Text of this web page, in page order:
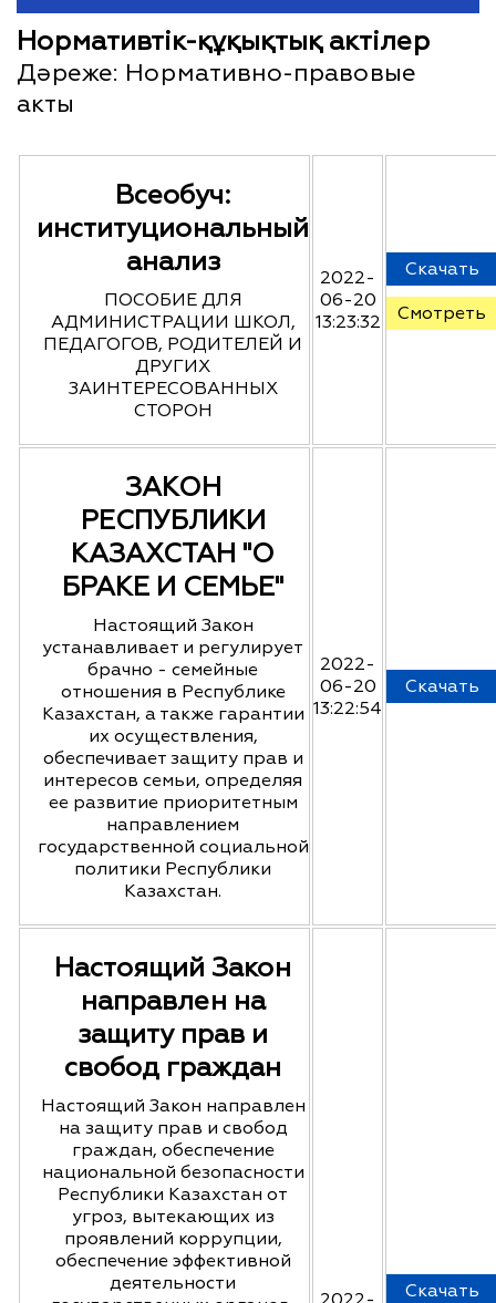
Нормативтік-құқықтық актілер
Дәреже: Нормативно-правовые
акты
Всеобуч:
институциональный
анализ
ПОСОБИЕ ДЛЯ
АДМИНИСТРАЦИИ ШКОЛ,
ПЕДАГОГОВ, РОДИТЕЛЕЙ И
ДРУГИХ
ЗАИНТЕРЕСОВАННЫХ
СТОРОН
2022-
06-20
13:23:32
Скачать
Смотреть
ЗАКОН
РЕСПУБЛИКИ
КАЗАХСТАН "О
БРАКЕ И СЕМЬЕ"
Настоящий Закон
устанавливает и регулирует
брачно - семейные
отношения в Республике
Казахстан, а также гарантии
их осуществления,
обеспечивает защиту прав и
интересов семьи, определяя
ее развитие приоритетным
направлением
государственной социальной
политики Республики
Казахстан.
2022-
06-20
13:22:54
Скачать
Настоящий Закон
направлен на
защиту прав и
свобод граждан
Настоящий Закон направлен
на защиту прав и свобод
граждан, обеспечение
национальной безопасности
Республики Казахстан от
угроз, вытекающих из
проявлений коррупции,
обеспечение эффективной
деятельности
Скачать